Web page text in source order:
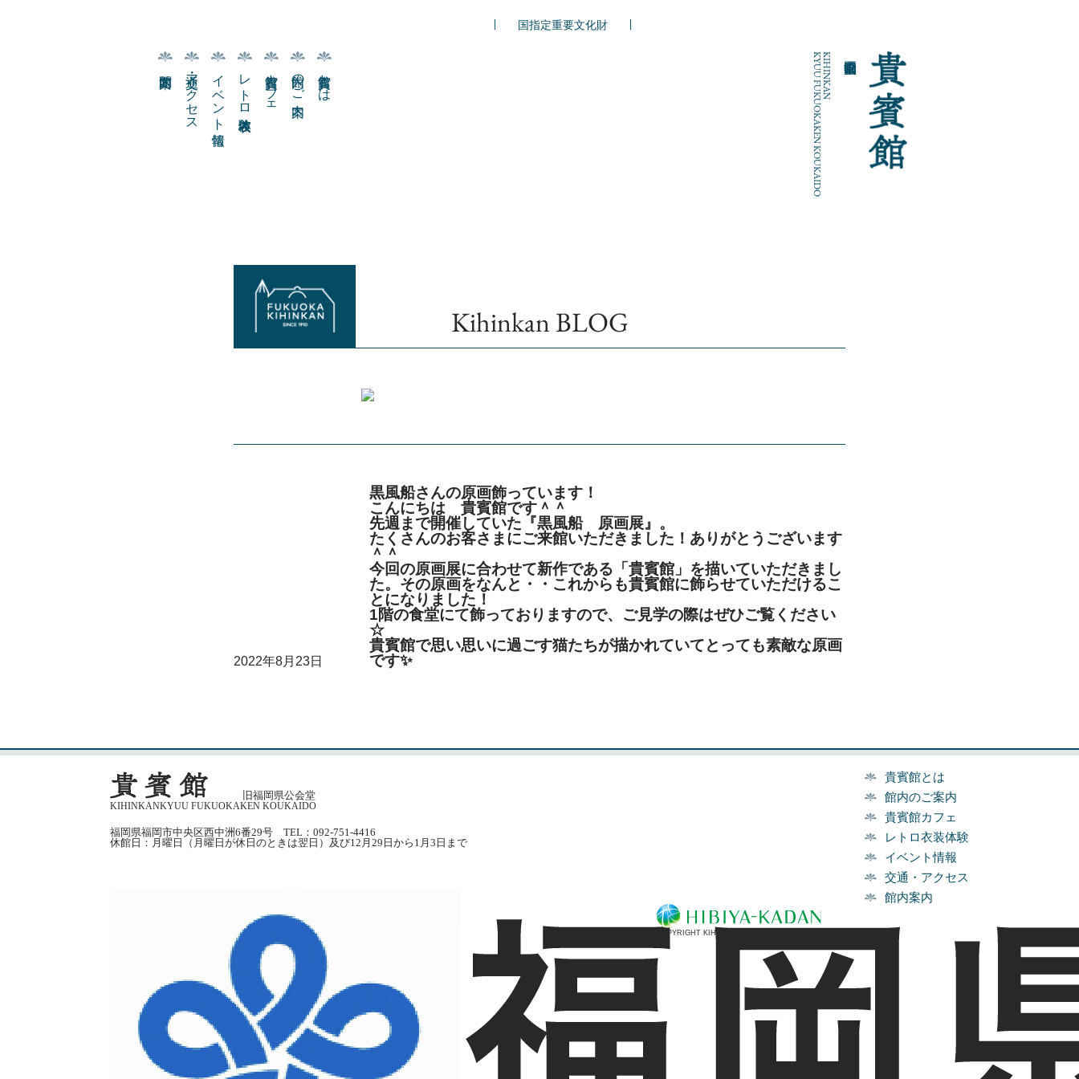
国指定重要文化財
貴賓館とは
館内のご案内
貴賓館カフェ
レトロ衣装体験
イベント情報
交通・アクセス KIHINKAN
KYUU FUKUOKAKEN KOUKAIDO
Kihinkan BLOG
2022年8月23日
黒風船さんの原画飾っています！
こんにちは 貴賓館です＾＾
先週まで開催していた『黒風船 原画展』。
たくさんのお客さまにご来館いただきました！ありがとうございます
＾＾
今回の原画展に合わせて新作である「貴賓館」を描いていただきまし
た。その原画をなんと・・これからも貴賓館に飾らせていただけるこ
とになりました！
1階の食堂にて飾っておりますので、ご見学の際はぜひご覧ください
☆
貴賓館で思い思いに過ごす猫たちが描かれていてとっても素敵な原画
です✨
旧福岡県公会堂
KIHINKANKYUU FUKUOKAKEN KOUKAIDO
福岡県福岡市中央区西中洲6番29号 TEL：092-751-4416
休館日：月曜日（月曜日が休日のときは翌日）及び12月29日から1月3日まで
COPYRIGHT KIHINKAN ALL RIGHTS RESERVED.
貴賓館とは
館内のご案内
貴賓館カフェ
レトロ衣装体験
イベント情報
交通・アクセス
館内案内